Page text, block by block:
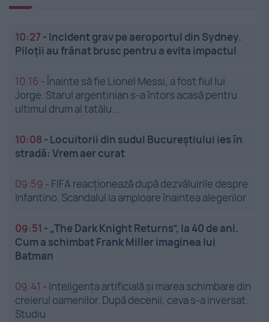
10:27 - Incident grav pe aeroportul din Sydney.
Piloții au frânat brusc pentru a evita impactul
10:16 -Înainte să fie Lionel Messi, a fost fiul lui
Jorge. Starul argentinian s-a întors acasă pentru
ultimul drum al tatălu...
10:08 - Locuitorii din sudul Bucureștiului ies în
stradă: Vrem aer curat
09:59 - FIFA reacționează după dezvăluirile despre
Infantino. Scandalul ia amploare înaintea alegerilor
09:51 - „The Dark Knight Returns”, la 40 de ani.
Cum a schimbat Frank Miller imaginea lui
Batman
09:41 - Inteligența artificială și marea schimbare din
creierul oamenilor. După decenii, ceva s-a inversat.
Studiu